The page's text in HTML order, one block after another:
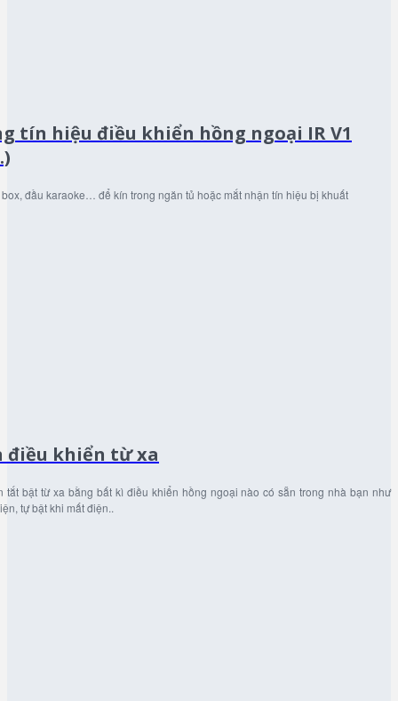
tín hiệu điều khiển hồng ngoại IR V1
đầu karaoke… để kín trong ngăn tủ hoặc mắt nhận tín hiệu bị khuất
điều khiển từ xa
tắt bật từ xa bằng bất kì điều khiển hồng ngoại nào có sẵn trong nhà bạn như
tự bật khi mất điện..